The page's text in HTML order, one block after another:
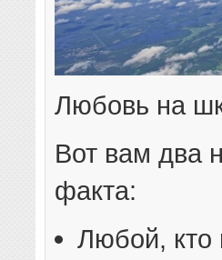
Любовь на
Вот вам два
факта:
Любой, кто